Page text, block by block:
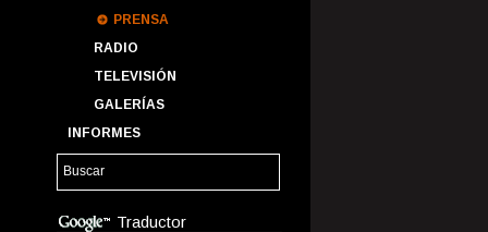
PRENSA
RADIO
TELEVISIÓN
GALERÍAS
INFORMES
Traductor